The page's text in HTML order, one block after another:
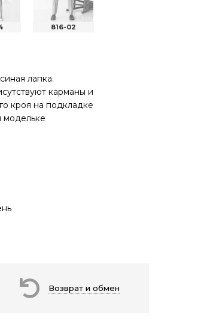
816-02
лапка.
карманы и
кроя на подкладке
модельке
Возврат и обмен